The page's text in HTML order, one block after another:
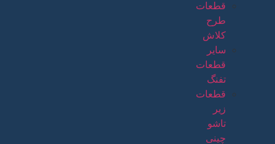
قطعات
طرح
کلاش
سایر
قطعات
تفنگ
قطعات
زیر
تاشو
چینی